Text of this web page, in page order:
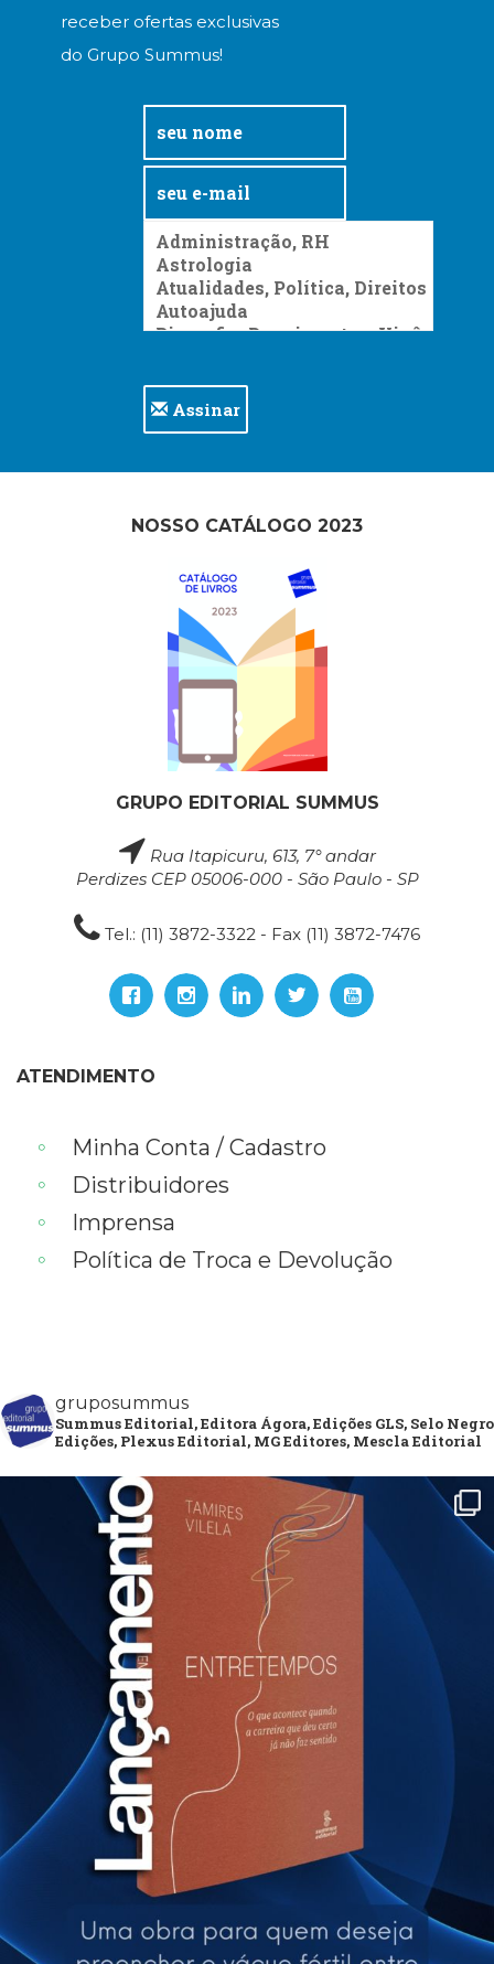
receber ofertas exclusivas
do Grupo Summus!
Assinar
NOSSO CATÁLOGO 2023
GRUPO EDITORIAL SUMMUS
Rua Itapicuru, 613, 7° andar
Perdizes CEP 05006-000 - São Paulo - SP
Tel.: (11) 3872-3322 - Fax (11) 3872-7476
ATENDIMENTO
Minha Conta / Cadastro
Distribuidores
Imprensa
Política de Troca e Devolução
gruposummus
Summus Editorial, Editora Ágora, Edições GLS, Selo Negro
Edições, Plexus Editorial, MG Editores, Mescla Editorial